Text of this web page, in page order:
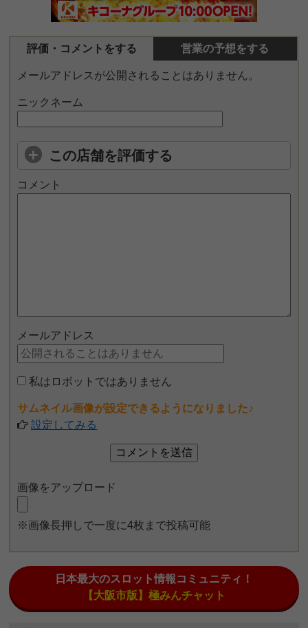
評価・コメントをする 営業の予想をする
メールアドレスが公開されることはありません。
ニックネーム
この店舗を評価する
コメント
メールアドレス
私はロボットではありません
サムネイル画像が設定できるようになりました♪
設定してみる
画像をアップロード
※画像長押しで一度に4枚まで投稿可能
日本最大のスロット情報コミュニティ！
【大阪市版】極みんチャット